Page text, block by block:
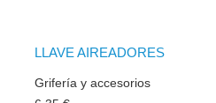
LLAVE AIREADORES
Grifería y accesorios